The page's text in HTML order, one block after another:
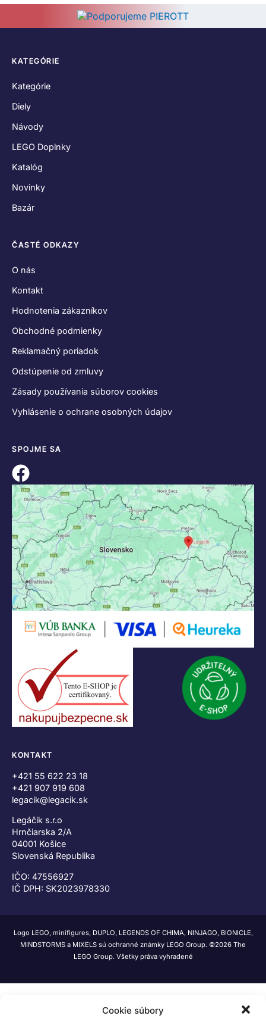
Cookie súbory
KATEGÓRIE
Kategórie
Diely
Návody
LEGO Doplnky
Katalóg
Novinky
Bazár
ČASTÉ ODKAZY
O nás
Kontakt
Hodnotenia zákazníkov
Obchodné podmienky
Reklamačný poriadok
Odstúpenie od zmluvy
Zásady používania súborov cookies
Vyhlásenie o ochrane osobných údajov
SPOJME SA
KONTAKT
+421 55 622 23 18
+421 907 919 608
legacik@legacik.sk
Legáčik s.r.o
Hrnčiarska 2/A
04001 Košice
Slovenská Republika
IČO: 47556927
IČ DPH: SK2023978330
Logo LEGO, minifigures, DUPLO, LEGENDS OF CHIMA, NINJAGO, BIONICLE,
MINDSTORMS a MIXELS sú ochranné známky LEGO Group. ©2026 The
LEGO Group. Všetky práva vyhradené